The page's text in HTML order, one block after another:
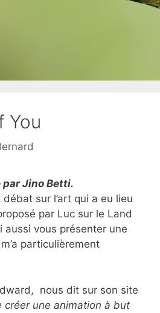
You
par Jino Betti.
sur l’art qui a eu lieu
par Luc sur le Land
aussi vous présenter une
particulièrement
nous dit sur son site
créer une animation à but